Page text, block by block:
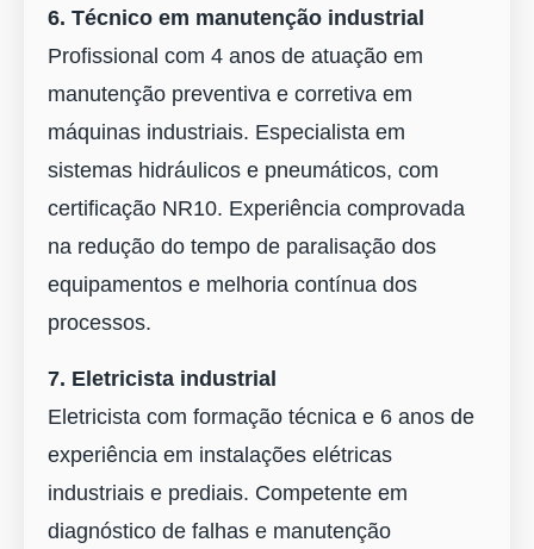
6. Técnico em manutenção industrial
Profissional com 4 anos de atuação em
manutenção preventiva e corretiva em
máquinas industriais. Especialista em
sistemas hidráulicos e pneumáticos, com
certificação NR10. Experiência comprovada
na redução do tempo de paralisação dos
equipamentos e melhoria contínua dos
processos.
7. Eletricista industrial
Eletricista com formação técnica e 6 anos de
experiência em instalações elétricas
industriais e prediais. Competente em
diagnóstico de falhas e manutenção